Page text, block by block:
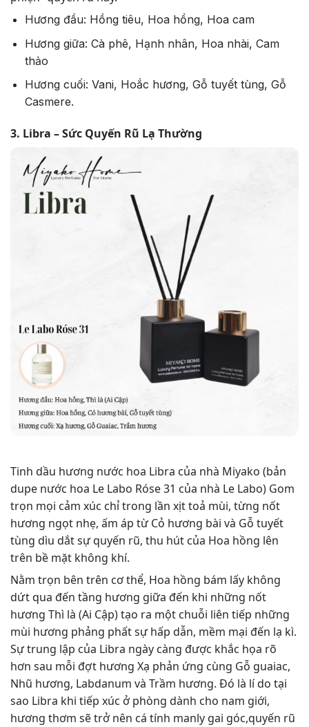
Hương đầu: Hồng tiêu, Hoa hồng, Hoa cam
Hương giữa: Cà phê, Hạnh nhân, Hoa nhài, Cam
thảo
Hương cuối: Vani, Hoắc hương, Gỗ tuyết tùng, Gỗ
Casmere.
3. Libra – Sức Quyến Rũ Lạ Thường
Tinh dầu hương nước hoa Libra của nhà Miyako (bản
dupe nước hoa Le Labo Róse 31 của nhà Le Labo) Gom
trọn mọi cảm xúc chỉ trong lần xịt toả mùi, từng nốt
hương ngọt nhẹ, ấm áp từ Cỏ hương bài và Gỗ tuyết
tùng dìu dắt sự quyến rũ, thu hút của Hoa hồng lên
trên bề mặt không khí.
Nằm trọn bên trên cơ thể, Hoa hồng bám lấy không
dứt qua đến tầng hương giữa đến khi những nốt
hương Thì là (Ai Cập) tạo ra một chuỗi liên tiếp những
mùi hương phảng phất sự hấp dẫn, mềm mại đến lạ kì.
Sự trung lập của Libra ngày càng được khắc họa rõ
hơn sau mỗi đợt hương Xạ phản ứng cùng Gỗ guaiac,
Nhũ hương, Labdanum và Trầm hương. Đó là lí do tại
sao Libra khi tiếp xúc ở phòng dành cho nam giới,
hương thơm sẽ trở nên cá tính manly gai góc,quyến rũ